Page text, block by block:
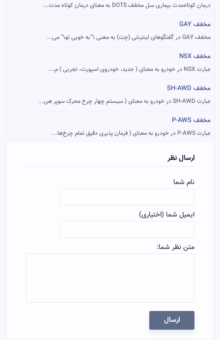
درمان کوتاه‌مدت بیماری سل مخفف DOTS به معنای درمان کوتاه مدت...
مخفف GAY
مخفف GAY در گفتگوهای اینترنتی (چت) به معنی \"به خوبی تو\" می...
مخفف NSX
عبارت NSX در خودرو به معنای ( جدید، خودروی اسپورت، تجربی ) م...
مخفف SH-AWD
عبارت SH-AWD در خودرو به معنای ( سیستم چهار چرخ محرک سوپر هن...
مخفف P-AWS
عبارت P-AWS در خودرو به معنای ( فرمان پذیری دقیق تمام چرخ‌ها...
ارسال نظر
نام شما
ایمیل شما (اختیاری)
متن نظر شما:
ارسال